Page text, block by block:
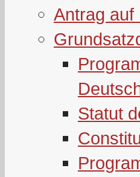
Antrag auf
Statut